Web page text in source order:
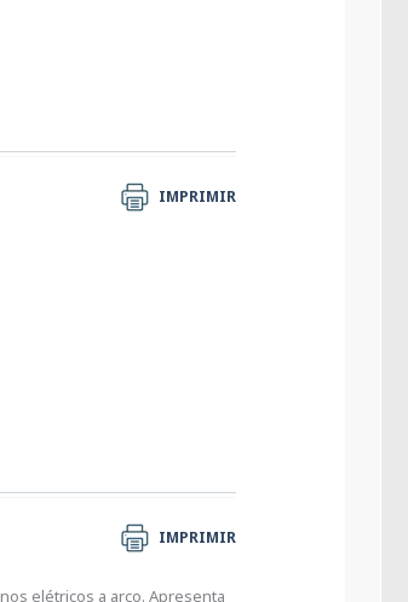
IMPRIMIR
IMPRIMIR
elétricos a arco. Apresenta